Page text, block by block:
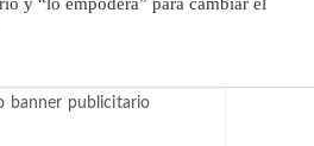
y “lo empodera” para cambiar el